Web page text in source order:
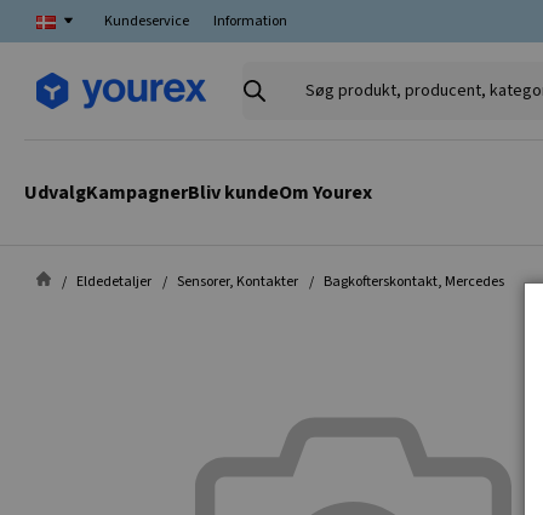
Kundeservice Information
Søg
UdvalgKampagnerBliv kundeOm Yourex
Eldedetaljer Sensorer, Kontakter Bagkofterskontakt, Mercedes